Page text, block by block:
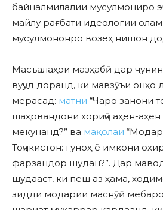
байналмилалии мусулмониро
майлу рағбати идеологии
мусулмононро возеҳ нишон
Масъалаҳои мазҳабӣ дар
вуҷуд доранд, ки мавзӯъи онҳо
мерасад: матни “Чаро занони
шаҳрвандони хориҷӣ аҳён-аҳён
мекунанд?” ва мақолаи
Тоҷикистон: гуноҳ ё имкони
фарзандор шудан?”. Дар
шудааст, ки пеш аз ҳама,
зидди модарии маснӯӣ